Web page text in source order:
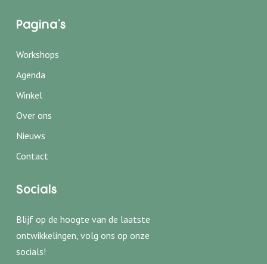
Pagina's
Workshops
← Terug
Haakworkshops
Babyshower
Personeelsuitje
Privéles haken
Kinderfeestje
Agenda
Winkel
Over ons
← Terug
Wie zijn wij
Onze locatie
Nieuws
Contact
Socials
Blijf op de hoogte van de laatste
ontwikkelingen, volg ons op onze
socials!